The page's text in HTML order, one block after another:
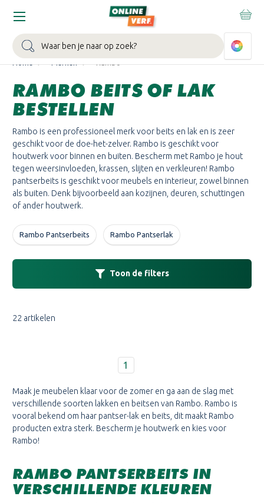
Zoeken
WIN EEN BALLONVAART:Bij besteding vanaf €100,- aan Sikkens
muurverf en/of lak.
Bekijk actie >
Home Merken Rambo
RAMBO BEITS OF LAK
BESTELLEN
Rambo is een professioneel merk voor beits en lak en is zeer
geschikt voor de doe-het-zelver. Rambo is geschikt voor
houtwerk voor binnen en buiten. Bescherm met Rambo je hout
tegen weersinvloeden, krassen, slijten en verkleuren! Rambo
pantserbeits is geschikt voor meubels en interieur, zowel binnen
als buiten. Denk bijvoorbeeld aan kozijnen, deuren, schuttingen
of ander houtwerk.
Rambo Pantserbeits Rambo Pantserlak
22 artikelen
1
Toon de filters
Maak je meubelen klaar voor de zomer en ga aan de slag met
verschillende soorten lakken en beitsen van Rambo. Rambo is
vooral bekend om haar pantser-lak en beits, dit maakt Rambo
producten extra sterk. Bescherm je houtwerk en kies voor
Rambo!
RAMBO PANTSERBEITS IN
VERSCHILLENDE KLEUREN